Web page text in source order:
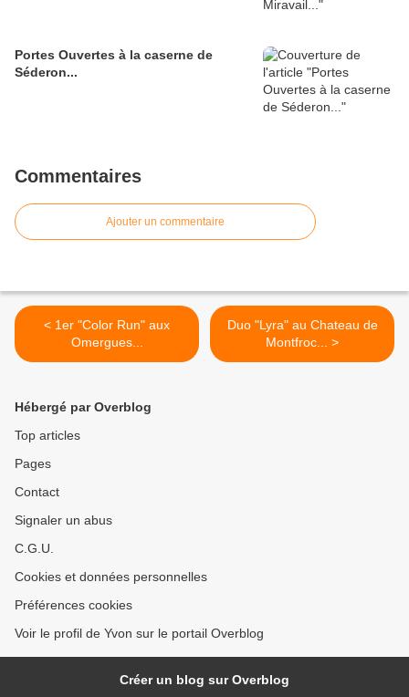
Portes Ouvertes à la caserne de
Séderon...
Commentaires
Ajouter un commentaire
< 1er "Color Run" aux
Omergues...
Duo "Lyra" au Chateau de
Montfroc... >
Hébergé par Overblog
Top articles
Pages
Contact
Signaler un abus
C.G.U.
Cookies et données personnelles
Préférences cookies
Voir le profil de Yvon sur le portail Overblog
Créer un blog sur Overblog